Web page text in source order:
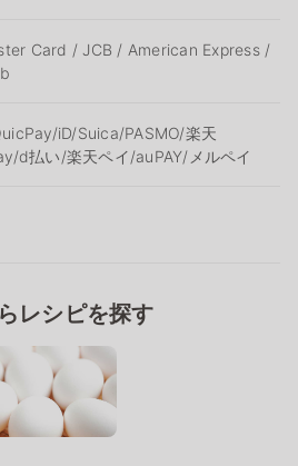
Card / JCB / American Express /
iD/Suica/PASMO/楽天
d払い/楽天ペイ/auPAY/メルペイ
レシピを探す